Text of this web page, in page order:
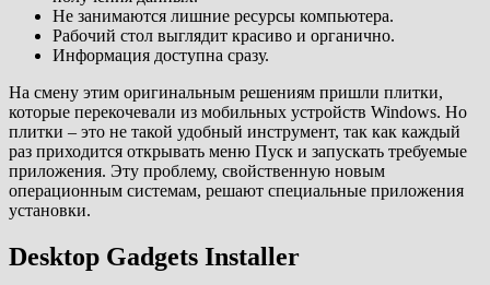
Не занимаются лишние ресурсы компьютера.
Рабочий стол выглядит красиво и органично.
Информация доступна сразу.
На смену этим оригинальным решениям пришли плитки,
которые перекочевали из мобильных устройств Windows. Но
плитки – это не такой удобный инструмент, так как каждый
раз приходится открывать меню Пуск и запускать требуемые
приложения. Эту проблему, свойственную новым
операционным системам, решают специальные приложения
установки.
Desktop Gadgets Installer